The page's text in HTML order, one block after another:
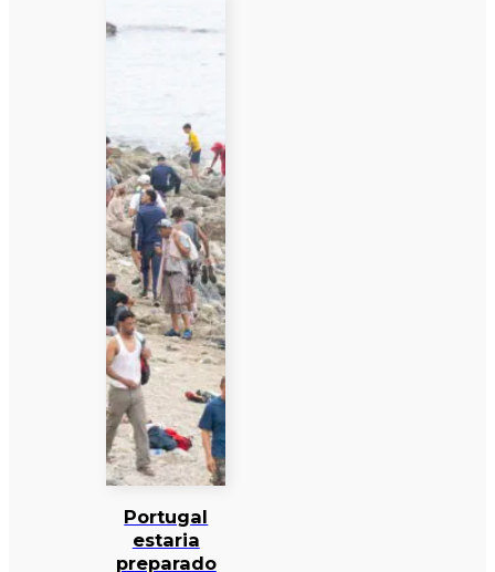
Portugal
estaria
preparado